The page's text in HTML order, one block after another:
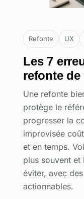
Refonte UX
Les 7
refonte
Une refonte
protège le
progresser la
improvisée
et en temps.
plus souvent et
éviter, avec
actionnables.